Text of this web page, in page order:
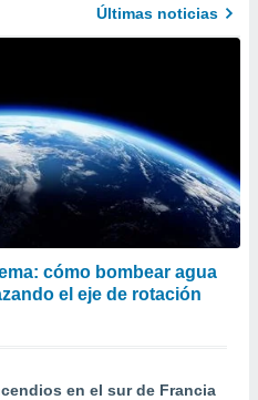
Últimas noticias
cómo bombear agua
el eje de rotación
en el sur de Francia